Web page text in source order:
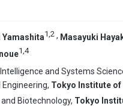
Yamashita1,2 , Masayuki
1 4
and Systems
Tokyo Institute
Biotechnology, Tokyo